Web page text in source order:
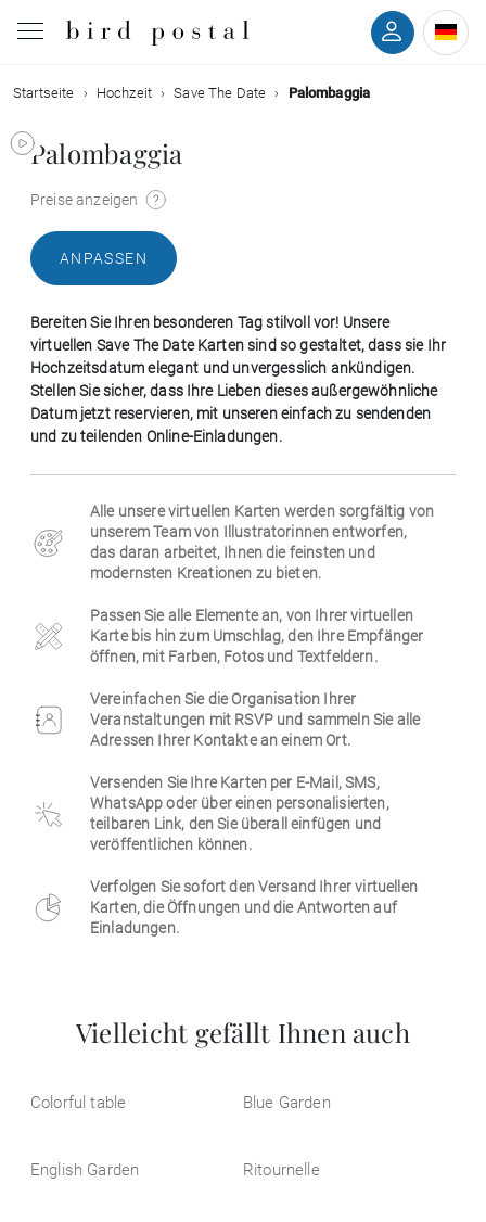
Hochzeit
Geburt
Kommunion
Trauer
Geburtstag
Firmen
Startseite Hochzeit Save The Date Palombaggia
Palombaggia
Preise anzeigen
ANPASSEN
Bereiten Sie Ihren besonderen Tag stilvoll vor! Unsere
virtuellen Save The Date Karten sind so gestaltet, dass sie Ihr
Hochzeitsdatum elegant und unvergesslich ankündigen.
Stellen Sie sicher, dass Ihre Lieben dieses außergewöhnliche
Datum jetzt reservieren, mit unseren einfach zu sendenden
und zu teilenden Online-Einladungen.
Alle unsere virtuellen Karten werden sorgfältig von
unserem Team von Illustratorinnen entworfen,
das daran arbeitet, Ihnen die feinsten und
modernsten Kreationen zu bieten.
Passen Sie alle Elemente an, von Ihrer virtuellen
Karte bis hin zum Umschlag, den Ihre Empfänger
öffnen, mit Farben, Fotos und Textfeldern.
Vereinfachen Sie die Organisation Ihrer
Veranstaltungen mit RSVP und sammeln Sie alle
Adressen Ihrer Kontakte an einem Ort.
Versenden Sie Ihre Karten per E-Mail, SMS,
WhatsApp oder über einen personalisierten,
teilbaren Link, den Sie überall einfügen und
veröffentlichen können.
Verfolgen Sie sofort den Versand Ihrer virtuellen
Karten, die Öffnungen und die Antworten auf
Einladungen.
Vielleicht gefällt Ihnen auch
Colorful table Blue Garden
English Garden Ritournelle